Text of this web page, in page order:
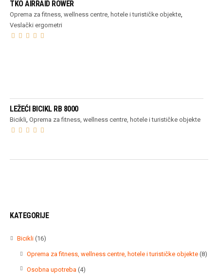
TKO AIRRAID ROWER
Oprema za fitness, wellness centre, hotele i turističke objekte
Veslački ergometri
LEŽEĆI BICIKL RB 8000
Bicikli ,Oprema za fitness, wellness centre, hotele i turističke objekte
KATEGORIJE
Bicikli 1616
Oprema za fitness, wellness centre, hotele i turističke objekte 88
Osobna upotreba 44